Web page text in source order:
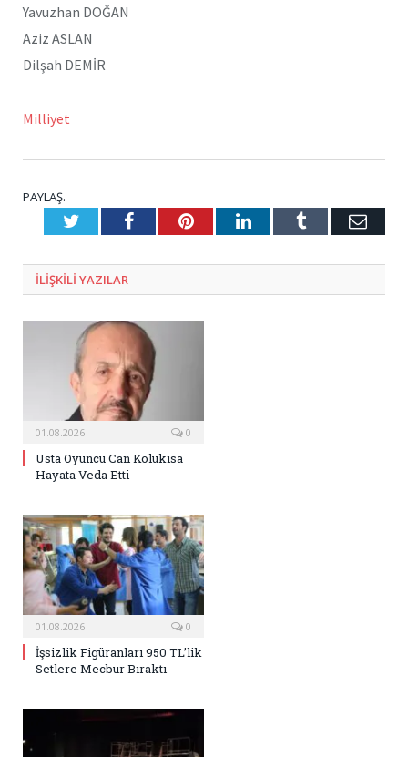
Yavuzhan DOĞAN
Aziz ASLAN
Dilşah DEMİR
Milliyet
PAYLAŞ.
TwitterFacebookPinterestLinkedInTumblr E-
ILIŞKILI YAZILAR
01.08.2026 0
Usta Oyuncu Can Kolukısa
Hayata Veda Etti
01.08.2026 0
İşsizlik Figüranları 950 TL’lik
Setlere Mecbur Bıraktı